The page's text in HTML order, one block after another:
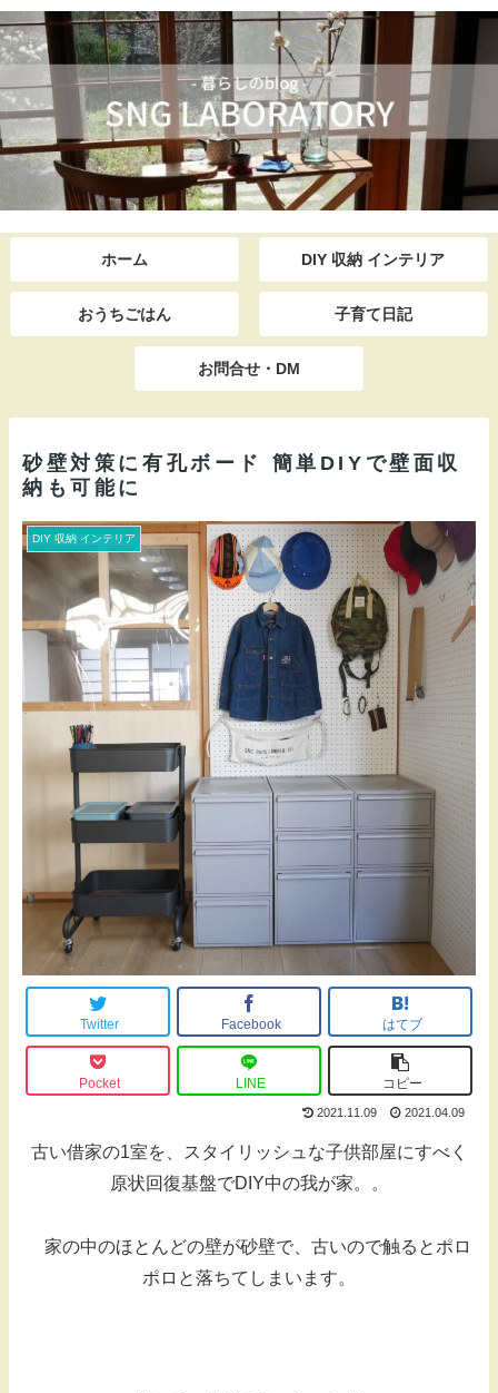
ホーム DIY 収納 インテリア
おうちごはん 子育て日記
お問合せ・DM
砂壁対策に有孔ボード 簡単DIYで壁面収
納も可能に
DIY 収納 インテリア
Twitter Facebook はてブ
Pocket LINE コピー
2021.11.09 2021.04.09
古い借家の1室を、スタイリッシュな子供部屋にすべく
原状回復基盤でDIY中の我が家。。
家の中のほとんどの壁が砂壁で、古いので触るとポロ
ポロと落ちてしまいます。